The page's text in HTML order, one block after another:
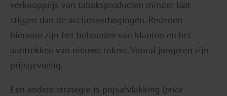
verkoopprijs van tabaksproducten minder laat
stijgen dan de accijnsverhogingen. Redenen
hiervoor zijn het behouden van klanten en het
aantrekken van nieuwe rokers. Vooral jongeren zijn
prijsgevoelig.
Een andere strategie is prijsafvlakking (price